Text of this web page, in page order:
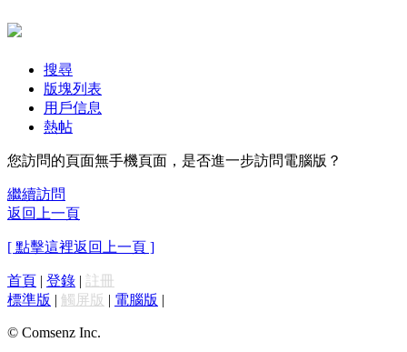
搜尋
版塊列表
用戶信息
熱帖
您訪問的頁面無手機頁面，是否進一步訪問電腦版？
繼續訪問
返回上一頁
[ 點擊這裡返回上一頁 ]
首頁 | 登錄 | 註冊
標準版 | 觸屏版 | 電腦版 |
© Comsenz Inc.